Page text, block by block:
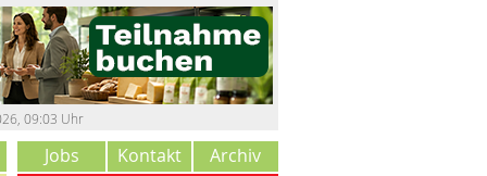
09:03 Uhr
Jobs Kontakt Archiv